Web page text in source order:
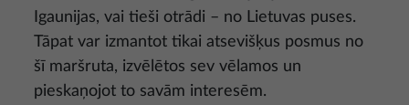
Igaunijas, vai tieši otrādi – no Lietuvas puses.
Tāpat var izmantot tikai atsevišķus posmus no
šī maršruta, izvēlētos sev vēlamos un
pieskaņojot to savām interesēm.